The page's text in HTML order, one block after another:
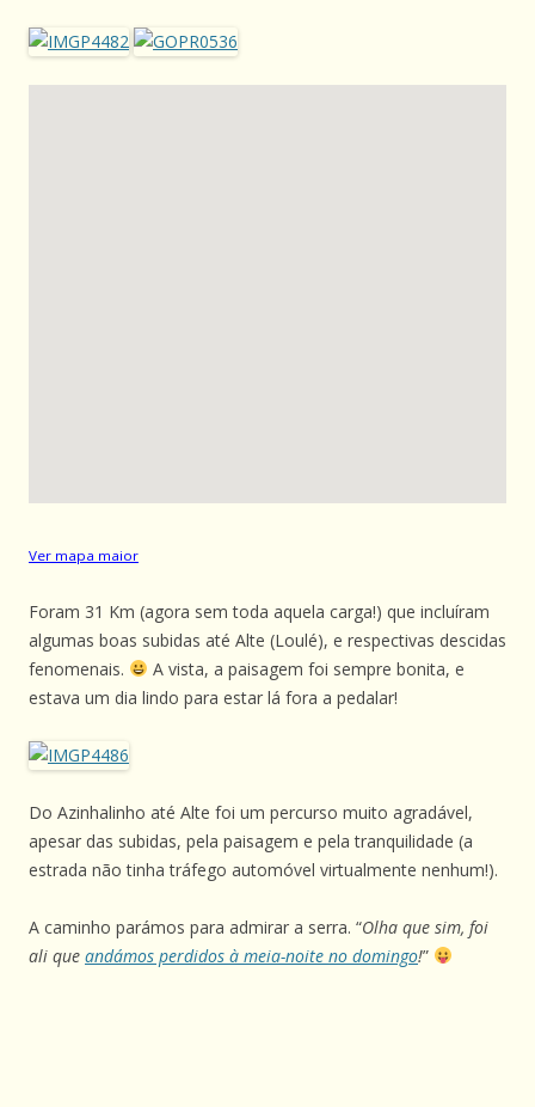
Ver mapa maior
Foram 31 Km (agora sem toda aquela carga!) que incluíram
algumas boas subidas até Alte (Loulé), e respectivas descidas
fenomenais.
A vista, a paisagem foi sempre bonita, e
estava um dia lindo para estar lá fora a pedalar!
Do Azinhalinho até Alte foi um percurso muito agradável,
apesar das subidas, pela paisagem e pela tranquilidade (a
estrada não tinha tráfego automóvel virtualmente nenhum!).
A caminho parámos para admirar a serra. “Olha que sim, foi
ali que andámos perdidos à meia-noite no domingo!”